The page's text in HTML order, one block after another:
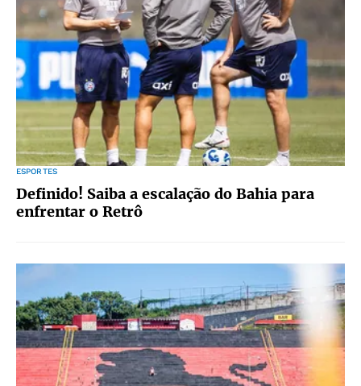
ESPORTES
Definido! Saiba a escalação do Bahia para
enfrentar o Retrô